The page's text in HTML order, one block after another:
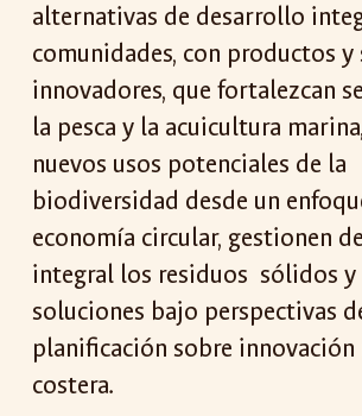
alternativas de desarrollo
comunidades, con productos y
innovadores, que fortalezcan
la pesca y la acuicultura
nuevos usos potenciales de la
biodiversidad desde un
economía circular, gestionen
integral los residuos sólidos
soluciones bajo perspectivas
planificación sobre
costera.